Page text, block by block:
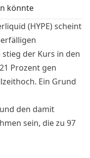
könnte
(HYPE) scheint
der Kurs in den
Prozent gen
Ein Grund
den damit
sein, die zu 97